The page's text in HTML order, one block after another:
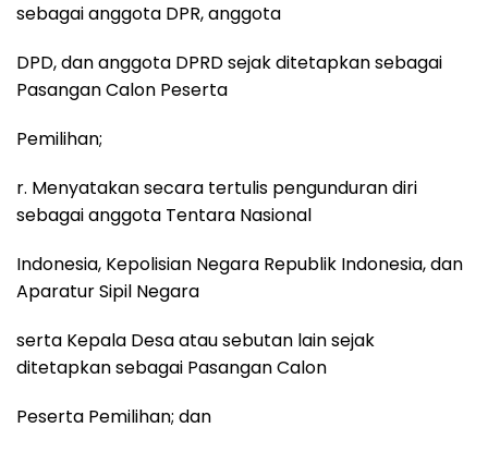
sebagai anggota DPR, anggota
DPD, dan anggota DPRD sejak ditetapkan sebagai
Pasangan Calon Peserta
Pemilihan;
r. Menyatakan secara tertulis pengunduran diri
sebagai anggota Tentara Nasional
Indonesia, Kepolisian Negara Republik Indonesia, dan
Aparatur Sipil Negara
serta Kepala Desa atau sebutan lain sejak
ditetapkan sebagai Pasangan Calon
Peserta Pemilihan; dan